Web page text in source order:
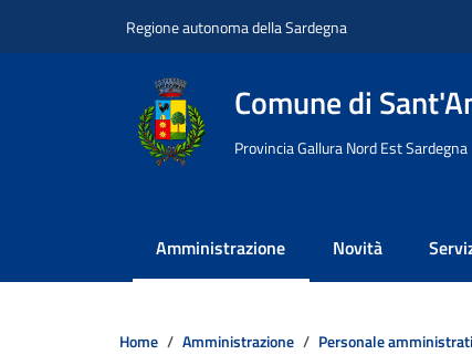
Regione autonoma della Sardegna
Comune di
Provincia Gallura Nord Est Sardegna
Amministrazione Novità
Home Amministrazione Personale